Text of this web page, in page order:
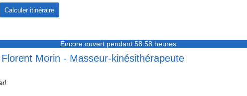
Encore ouvert pendant 58:58 heures
Morin - Masseur-kinésithérapeute